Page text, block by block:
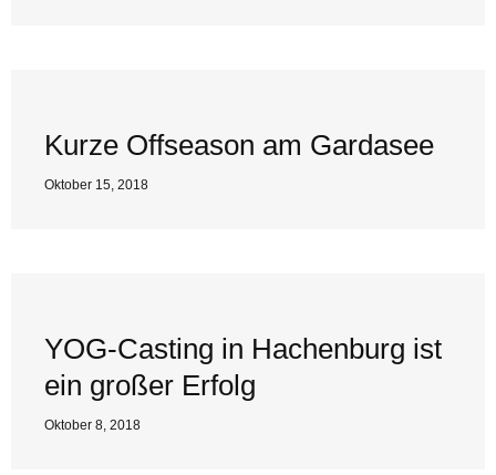
Kurze Offseason am Gardasee
Oktober 15, 2018
YOG-Casting in Hachenburg ist
ein großer Erfolg
Oktober 8, 2018